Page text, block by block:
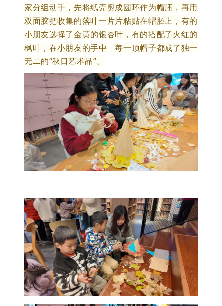
家分组动手，先将纸壳剪成圆环作为帽胚，再用
双面胶把收集的落叶一片片粘贴在帽胚上，有的
小朋友选择了金黄的银杏叶，有的搭配了火红的
枫叶，在小朋友的手中，每一顶帽子都成了独一
无二的“秋日艺术品”。